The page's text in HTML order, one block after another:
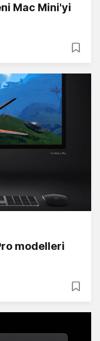
Mac Mini'yi
modelleri